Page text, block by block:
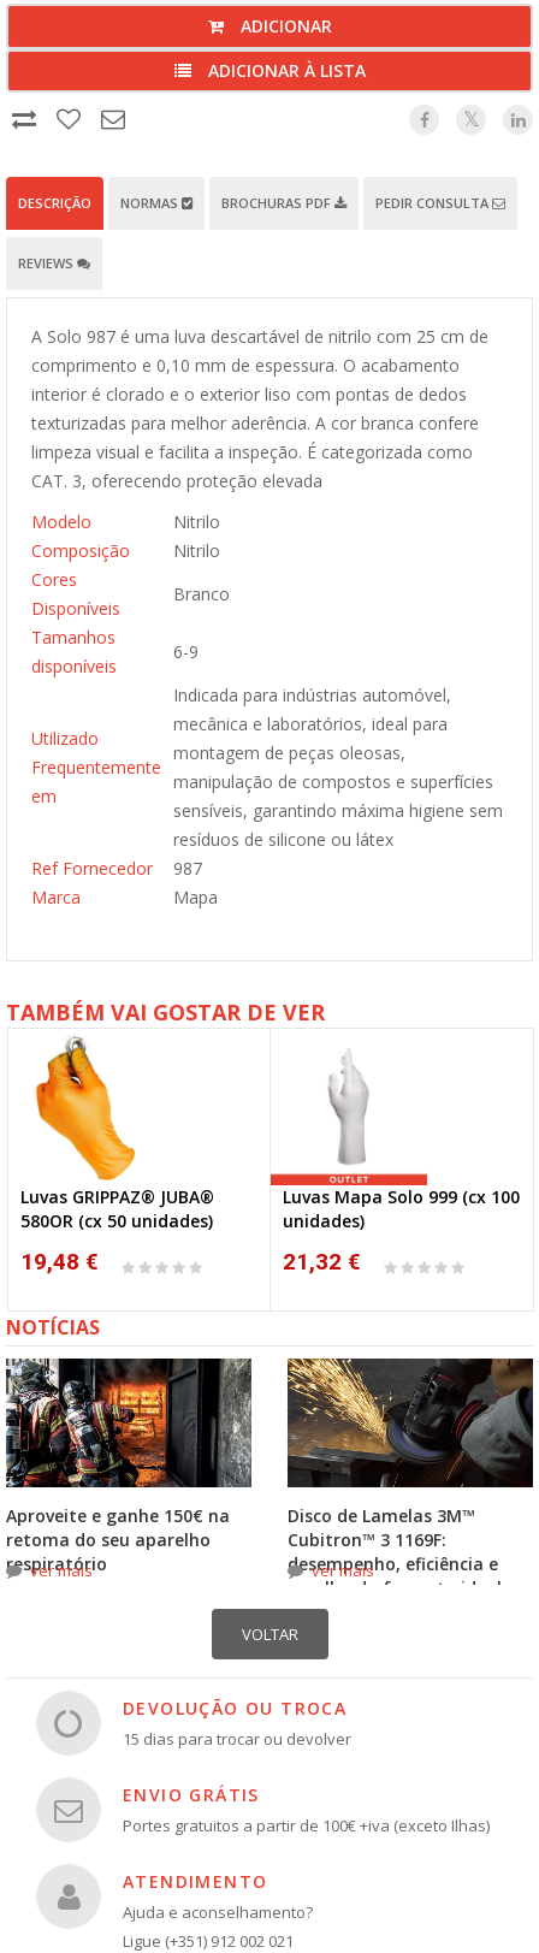
ADICIONAR
ADICIONAR À LISTA
DESCRIÇÃO NORMAS BROCHURAS PDF PEDIR CONSULTA
REVIEWS
A Solo 987 é uma luva descartável de nitrilo com 25 cm de
comprimento e 0,10 mm de espessura. O acabamento
interior é clorado e o exterior liso com pontas de dedos
texturizadas para melhor aderência. A cor branca confere
limpeza visual e facilita a inspeção. É categorizada como
CAT. 3, oferecendo proteção elevada
Modelo
Nitrilo
Composição
Nitrilo
Cores
Disponíveis
Branco
Tamanhos
disponíveis
6-9
Utilizado
Frequentemente
em
Indicada para indústrias automóvel,
mecânica e laboratórios, ideal para
montagem de peças oleosas,
manipulação de compostos e superfícies
sensíveis, garantindo máxima higiene sem
resíduos de silicone ou látex
Ref Fornecedor
987
Marca
Mapa
TAMBÉM VAI GOSTAR DE VER
Luvas GRIPPAZ® JUBA®
580OR (cx 50 unidades)
19,48 €
Luvas Mapa Solo 999 (cx 100
unidades)
21,32 €
NOTÍCIAS
Aproveite e ganhe 150€ na
retoma do seu aparelho
respiratório
ver mais
Disco de Lamelas 3M™
Cubitron™ 3 1169F:
desempenho, eficiência e
escolha do formato ideal
ver mais
DEVOLUÇÃO OU TROCA
15 dias para trocar ou devolver
ENVIO GRÁTIS
Portes gratuitos a partir de 100€ +iva (exceto Ilhas)
ATENDIMENTO
Ajuda e aconselhamento?
Ligue (+351) 912 002 021